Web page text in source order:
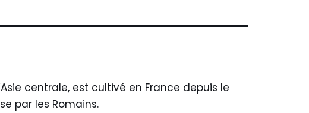
centrale, est cultivé en France depuis le
par les Romains.